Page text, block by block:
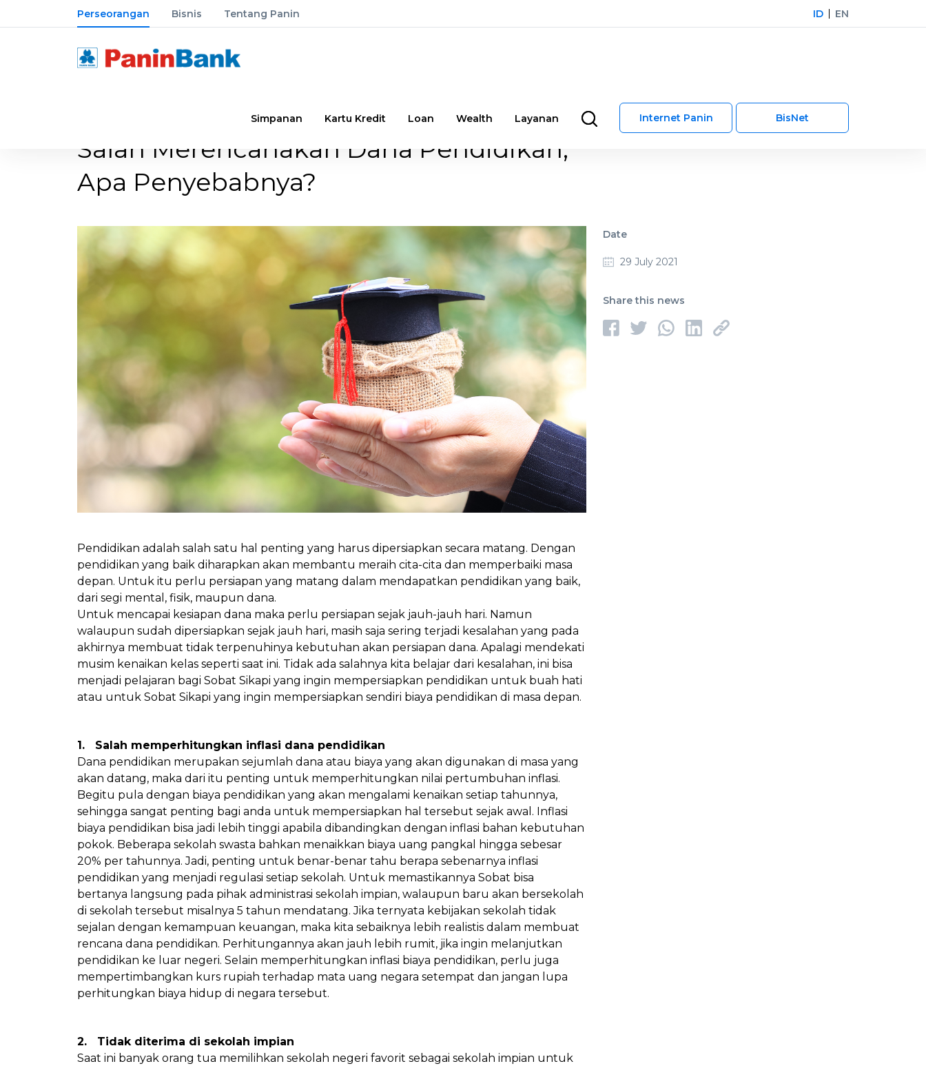
Perseorangan Bisnis Tentang Panin ID EN
Simpanan Kartu Kredit Loan Wealth Layanan Internet Panin BisNet
Salah Merencanakan Dana Pendidikan,
Apa Penyebabnya?
Pendidikan adalah salah satu hal penting yang harus dipersiapkan secara matang. Dengan
pendidikan yang baik diharapkan akan membantu meraih cita-cita dan memperbaiki masa
depan. Untuk itu perlu persiapan yang matang dalam mendapatkan pendidikan yang baik,
dari segi mental, fisik, maupun dana.
Untuk mencapai kesiapan dana maka perlu persiapan sejak jauh-jauh hari. Namun
walaupun sudah dipersiapkan sejak jauh hari, masih saja sering terjadi kesalahan yang pada
akhirnya membuat tidak terpenuhinya kebutuhan akan persiapan dana. Apalagi mendekati
musim kenaikan kelas seperti saat ini. Tidak ada salahnya kita belajar dari kesalahan, ini bisa
menjadi pelajaran bagi Sobat Sikapi yang ingin mempersiapkan pendidikan untuk buah hati
atau untuk Sobat Sikapi yang ingin mempersiapkan sendiri biaya pendidikan di masa depan.
1. Salah memperhitungkan inflasi dana pendidikan
Dana pendidikan merupakan sejumlah dana atau biaya yang akan digunakan di masa yang
akan datang, maka dari itu penting untuk memperhitungkan nilai pertumbuhan inflasi.
Begitu pula dengan biaya pendidikan yang akan mengalami kenaikan setiap tahunnya,
sehingga sangat penting bagi anda untuk mempersiapkan hal tersebut sejak awal. Inflasi
biaya pendidikan bisa jadi lebih tinggi apabila dibandingkan dengan inflasi bahan kebutuhan
pokok. Beberapa sekolah swasta bahkan menaikkan biaya uang pangkal hingga sebesar
20% per tahunnya. Jadi, penting untuk benar-benar tahu berapa sebenarnya inflasi
pendidikan yang menjadi regulasi setiap sekolah. Untuk memastikannya Sobat bisa
bertanya langsung pada pihak administrasi sekolah impian, walaupun baru akan bersekolah
di sekolah tersebut misalnya 5 tahun mendatang. Jika ternyata kebijakan sekolah tidak
sejalan dengan kemampuan keuangan, maka kita sebaiknya lebih realistis dalam membuat
rencana dana pendidikan. Perhitungannya akan jauh lebih rumit, jika ingin melanjutkan
pendidikan ke luar negeri. Selain memperhitungkan inflasi biaya pendidikan, perlu juga
mempertimbangkan kurs rupiah terhadap mata uang negara setempat dan jangan lupa
perhitungkan biaya hidup di negara tersebut.
2. Tidak diterima di sekolah impian
Saat ini banyak orang tua memilihkan sekolah negeri favorit sebagai sekolah impian untuk
Date
29 July 2021
Share this news